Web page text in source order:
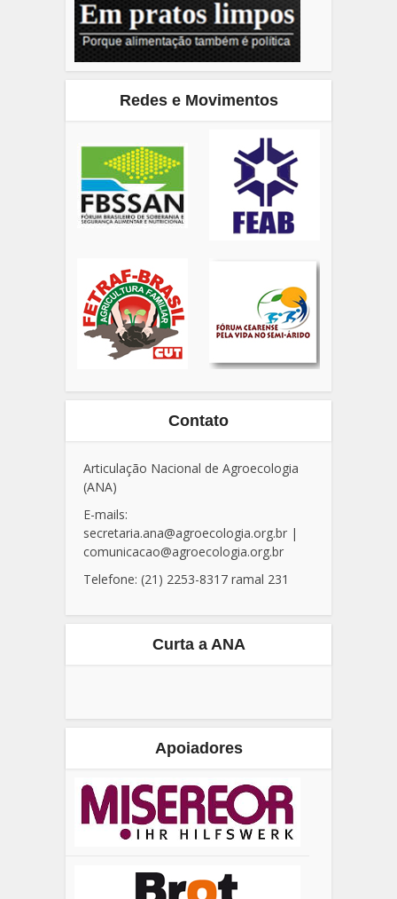
Articulação Nacional de Agroecologia
(ANA)
E-mails:
secretaria.ana@agroecologia.org.br |
comunicacao@agroecologia.org.br
Telefone: (21) 2253-8317 ramal 231
Apoiadores